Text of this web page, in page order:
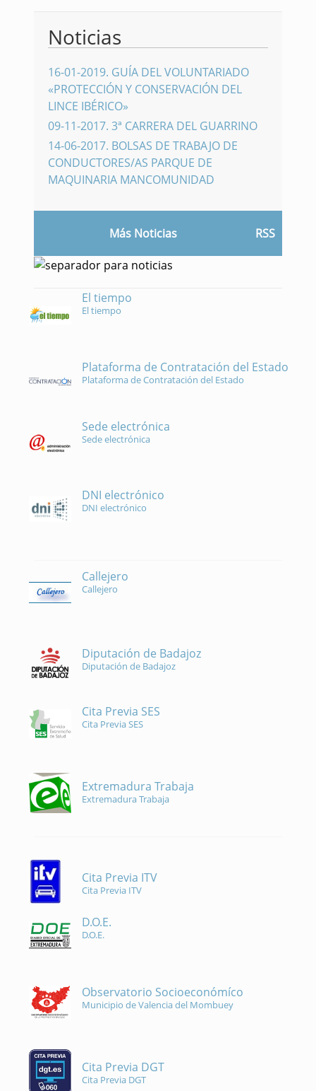
Noticias
16-01-2019. GUÍA DEL VOLUNTARIADO
«PROTECCIÓN Y CONSERVACIÓN DEL
LINCE IBÉRICO»
09-11-2017. 3ª CARRERA DEL GUARRINO
14-06-2017. BOLSAS DE TRABAJO DE
CONDUCTORES/AS PARQUE DE
MAQUINARIA MANCOMUNIDAD
Más Noticias RSS
El tiempo
El tiempo
Plataforma de Contratación del Estado
Plataforma de Contratación del Estado
Sede electrónica
Sede electrónica
DNI electrónico
DNI electrónico
Callejero
Callejero
Diputación de Badajoz
Diputación de Badajoz
Cita Previa SES
Cita Previa SES
Extremadura Trabaja
Extremadura Trabaja
Cita Previa ITV
Cita Previa ITV
D.O.E.
D.O.E.
Observatorio Socioeconómíco
Municipio de Valencia del Mombuey
Cita Previa DGT
Cita Previa DGT